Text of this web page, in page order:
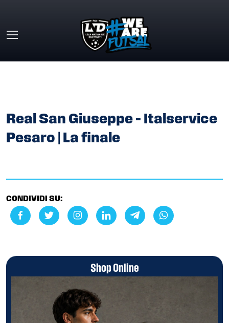
Real San Giuseppe – Italservice
Pesaro | La finale
CONDIVIDI SU:
Shop Online